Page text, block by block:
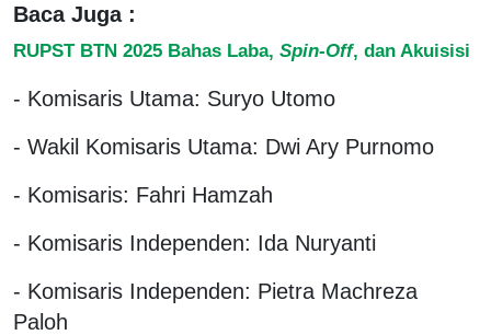
Baca Juga :
RUPST BTN 2025 Bahas Laba, Spin-Off, dan Akuisisi
- Komisaris Utama: Suryo Utomo
- Wakil Komisaris Utama: Dwi Ary Purnomo
- Komisaris: Fahri Hamzah
- Komisaris Independen: Ida Nuryanti
- Komisaris Independen: Pietra Machreza
Paloh